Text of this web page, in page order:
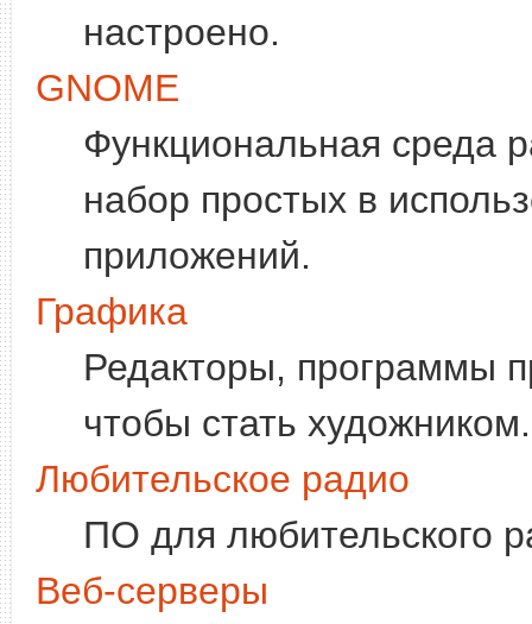
настроено.
GNOME
Функциональная среда
набор простых в
приложений.
Графика
Редакторы, программы
чтобы стать художником.
Любительское радио
ПО для любительского
Веб-серверы